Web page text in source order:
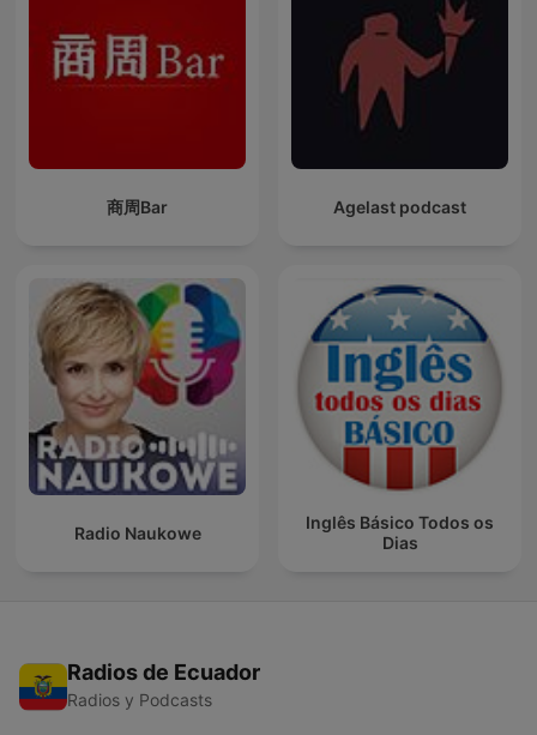
商周Bar Agelast podcast
Radio Naukowe
Inglês Básico Todos os
Dias
Radios de Ecuador
Radios y Podcasts